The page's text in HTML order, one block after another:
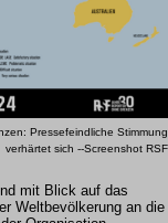
Pressefeindliche Stimmung
verhärtet sich --Screenshot RSF
mit Blick auf das
Weltbevölkerung an die